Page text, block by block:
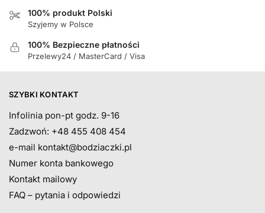
100% produkt Polski
Szyjemy w Polsce
100% Bezpieczne płatności
Przelewy24 / MasterCard / Visa
SZYBKI KONTAKT
Infolinia pon-pt godz. 9-16
Zadzwoń: +48 455 408 454
e-mail kontakt@bodziaczki.pl
Numer konta bankowego
Kontakt mailowy
FAQ – pytania i odpowiedzi